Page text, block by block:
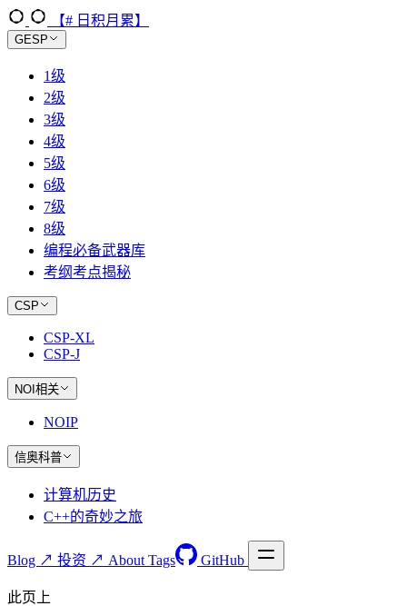
【# 日积月累】
GESP
1级
2级
3级
4级
5级
6级
7级
8级
编程必备武器库
考纲考点揭秘
CSP
CSP-XL
CSP-J
NOI相关
NOIP
信奥科普
计算机历史
C++的奇妙之旅
Blog ↗ 投资 ↗ About Tags GitHub
此页上